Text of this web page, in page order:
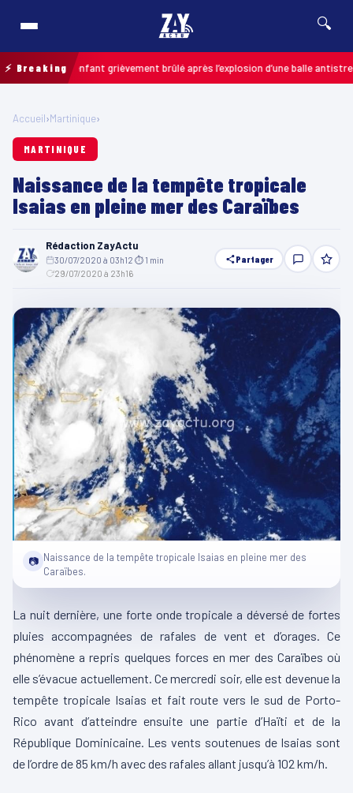
🔍
⚡ Breaking
: un enfant grièvement brûlé après l’explosion d’une balle antistress
Accueil›Martinique›
MARTINIQUE
Naissance de la tempête tropicale
Isaias en pleine mer des Caraïbes
Rédaction ZayActu
30/07/2020 à 03h12 ⏱ 1 min
29/07/2020 à 23h16
Partager
📷 Naissance de la tempête tropicale Isaias en pleine mer des
Caraïbes.
La nuit dernière, une forte onde tropicale a déversé de fortes
pluies accompagnées de rafales de vent et d’orages. Ce
phénomène a repris quelques forces en mer des Caraïbes où
elle s’évacue actuellement. Ce mercredi soir, elle est devenue la
tempête tropicale Isaias et fait route vers le sud de Porto-
Rico avant d’atteindre ensuite une partie d’Haïti et de la
République Dominicaine. Les vents soutenues de Isaias sont
de l’ordre de 85 km/h avec des rafales allant jusqu’à 102 km/h.